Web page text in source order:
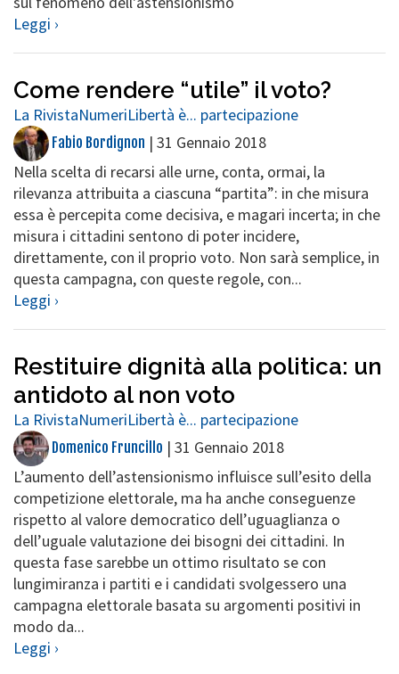
Leggi ›
Come rendere “utile” il voto?
La RivistaNumeriLibertà è... partecipazione
Fabio Bordignon | 31 Gennaio 2018
Nella scelta di recarsi alle urne, conta, ormai, la
rilevanza attribuita a ciascuna “partita”: in che misura
essa è percepita come decisiva, e magari incerta; in che
misura i cittadini sentono di poter incidere,
direttamente, con il proprio voto. Non sarà semplice, in
questa campagna, con queste regole, con...
Leggi ›
Restituire dignità alla politica: un
antidoto al non voto
La RivistaNumeriLibertà è... partecipazione
Domenico Fruncillo | 31 Gennaio 2018
L’aumento dell’astensionismo influisce sull’esito della
competizione elettorale, ma ha anche conseguenze
rispetto al valore democratico dell’uguaglianza o
dell’uguale valutazione dei bisogni dei cittadini. In
questa fase sarebbe un ottimo risultato se con
lungimiranza i partiti e i candidati svolgessero una
campagna elettorale basata su argomenti positivi in
modo da...
Leggi ›